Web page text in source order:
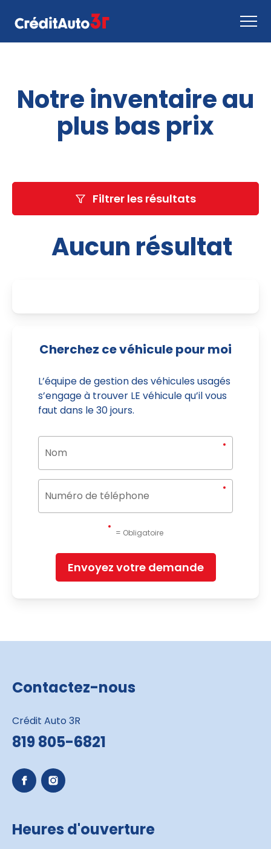
Comment ça marche
Nous joindre
Inventaire
Notre inventaire au
plus bas prix
Filtrer les résultats
Aucun résultat
Cherchez ce véhicule pour moi
L’équipe de gestion des véhicules usagés
s’engage à trouver LE véhicule qu’il vous
faut dans le 30 jours.
= Obligatoire
Envoyez votre demande
Contactez-nous
Crédit Auto 3R
819 805-6821
Heures d'ouverture